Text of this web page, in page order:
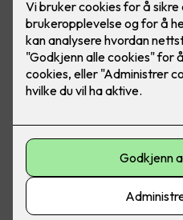
Bytte av
Sort
Bytte av termostat, til
termostat, i fargen
Den er rask og brukervennlig
den er enkel å installere og
internettforbindelse for å
grunnleggende funksjoner.